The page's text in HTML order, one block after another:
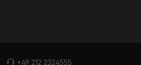
+49 212 2324555